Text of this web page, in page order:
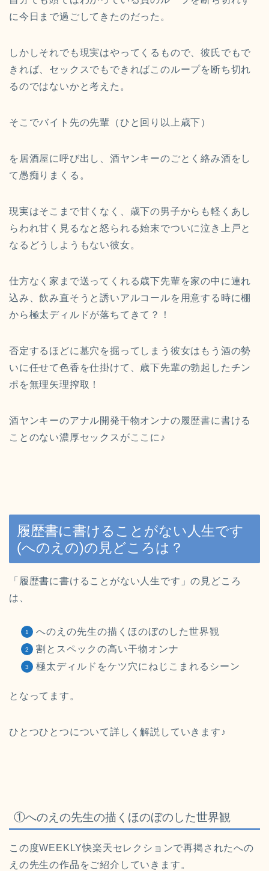
に今日まで過ごしてきたのだった。
しかしそれでも現実はやってくるもので、彼氏でもで
きれば、セックスでもできればこのループを断ち切れ
るのではないかと考えた。
そこでバイト先の先輩（ひと回り以上歳下）
を居酒屋に呼び出し、酒ヤンキーのごとく絡み酒をし
て愚痴りまくる。
現実はそこまで甘くなく、歳下の男子からも軽くあし
らわれ甘く見るなと怒られる始末でついに泣き上戸と
なるどうしようもない彼女。
仕方なく家まで送ってくれる歳下先輩を家の中に連れ
込み、飲み直そうと誘いアルコールを用意する時に棚
から極太ディルドが落ちてきて？！
否定するほどに墓穴を掘ってしまう彼女はもう酒の勢
いに任せて色香を仕掛けて、歳下先輩の勃起したチン
ポを無理矢理搾取！
酒ヤンキーのアナル開発干物オンナの履歴書に書ける
ことのない濃厚セックスがここに♪
履歴書に書けることがない人生です
(へのえの)の見どころは？
「履歴書に書けることがない人生です」の見どころ
は、
へのえの先生の描くほのぼのした世界観
割とスペックの高い干物オンナ
極太ディルドをケツ穴にねじこまれるシーン
となってます。
ひとつひとつについて詳しく解説していきます♪
①へのえの先生の描くほのぼのした世界観
この度WEEKLY快楽天セレクションで再掲されたへの
えの先生の作品をご紹介していきます。